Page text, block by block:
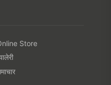
Store